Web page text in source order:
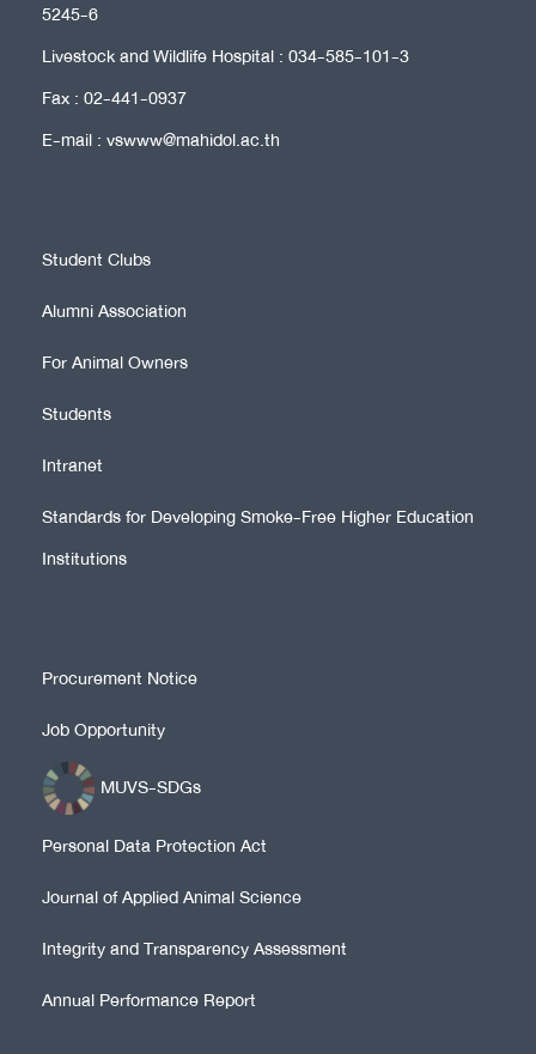
5245-6
Livestock and Wildlife Hospital : 034-585-101-3
Fax : 02-441-0937
E-mail : vswww@mahidol.ac.th
Student Clubs
Alumni Association
For Animal Owners
Students
Intranet
Standards for Developing Smoke-Free Higher Education
Institutions
Procurement Notice
Job Opportunity
MUVS-SDGs
Personal Data Protection Act
Journal of Applied Animal Science
Integrity and Transparency Assessment
Annual Performance Report